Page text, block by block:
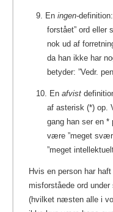
9. En ingen-
forstået” ord eller
nok ud af
da han ikke har
betyder: ”Vedr.
10. En afvist
af asterisk (*) op.
gang han ser en *
være ”meget
”meget
Hvis en person har
misforståede ord
(hvilket næsten alle i